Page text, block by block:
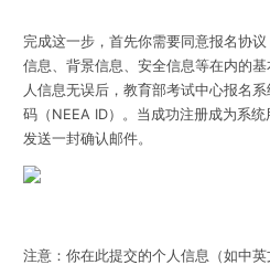
完成这一步，首先你需要同意报名协
信息、背景信息、安全信息等在内的
人信息无误后，教育部考试中心报名
码（NEEA ID）。当成功注册成为系
发送一封确认邮件。
注意：你在此提交的个人信息（如中